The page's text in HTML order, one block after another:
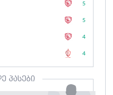
5
5
4
4
პასები